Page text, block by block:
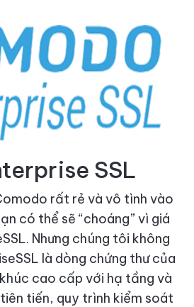
SSL
rất rẻ và vô tình vào
có thể sẽ “choáng” vì giá
Nhưng chúng tôi không
là dòng chứng thư của
cao cấp với hạ tầng và
tiến, quy trình kiểm soát